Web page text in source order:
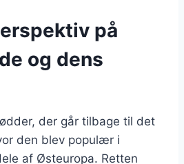
på
og dens
der går tilbage til det
den blev populær i
af Østeuropa. Retten